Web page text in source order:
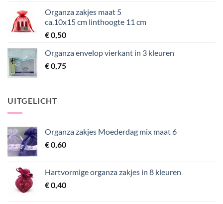
Organza zakjes maat 5
ca.10x15 cm linthoogte 11 cm
€0,50
Organza envelop vierkant in 3 kleuren
€0,75
UITGELICHT
Organza zakjes Moederdag mix maat 6
€0,60
Hartvormige organza zakjes in 8 kleuren
€0,40